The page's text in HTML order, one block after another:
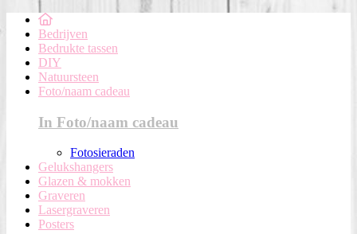
Bedrijven
Bedrukte tassen
DIY
Natuursteen
Foto/naam cadeau
In Foto/naam cadeau
Fotosieraden
Gelukshangers
Glazen & mokken
Graveren
Lasergraveren
Posters